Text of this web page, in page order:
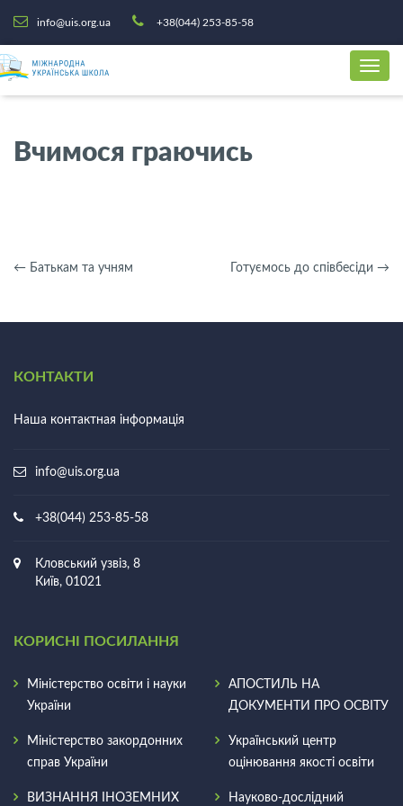
info@uis.org.ua +38(044) 253-85-58
Вчимося граючись
← Батькам та учням Готуємось до співбесіди →
КОНТАКТИ
Наша контактная інформація
info@uis.org.ua
+38(044) 253-85-58
Кловський узвіз, 8
Київ, 01021
КОРИСНІ ПОСИЛАННЯ
Міністерство освіти і науки
України
АПОСТИЛЬ НА
ДОКУМЕНТИ ПРО ОСВIТУ
Міністерство закордонних
справ України
Український центр
оцінювання якості освіти
ВИЗНАННЯ ІНОЗЕМНИХ Науково-дослідний